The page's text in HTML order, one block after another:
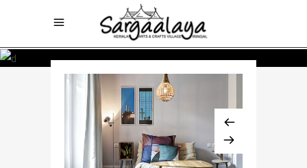
$768 / night
SKYTOP PENTHOUSE